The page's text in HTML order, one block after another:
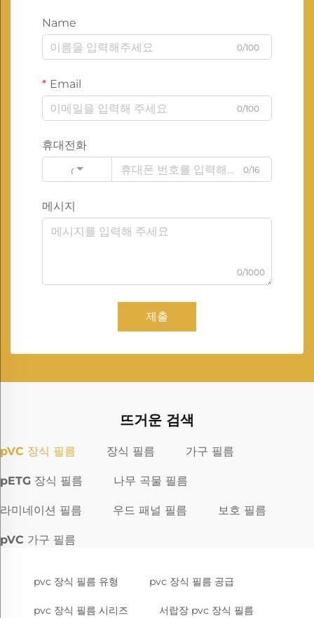
Name
0/100
Email
0/100
휴대전화
Code
0/16
메시지
0/1000
제출
뜨거운 검색
pVC 장식 필름 장식 필름 가구 필름
pETG 장식 필름 나무 곡물 필름
라미네이션 필름 우드 패널 필름 보호 필름
pVC 가구 필름
pvc 장식 필름 유형 pvc 장식 필름 공급
pvc 장식 필름 시리즈 서랍장 pvc 장식 필름